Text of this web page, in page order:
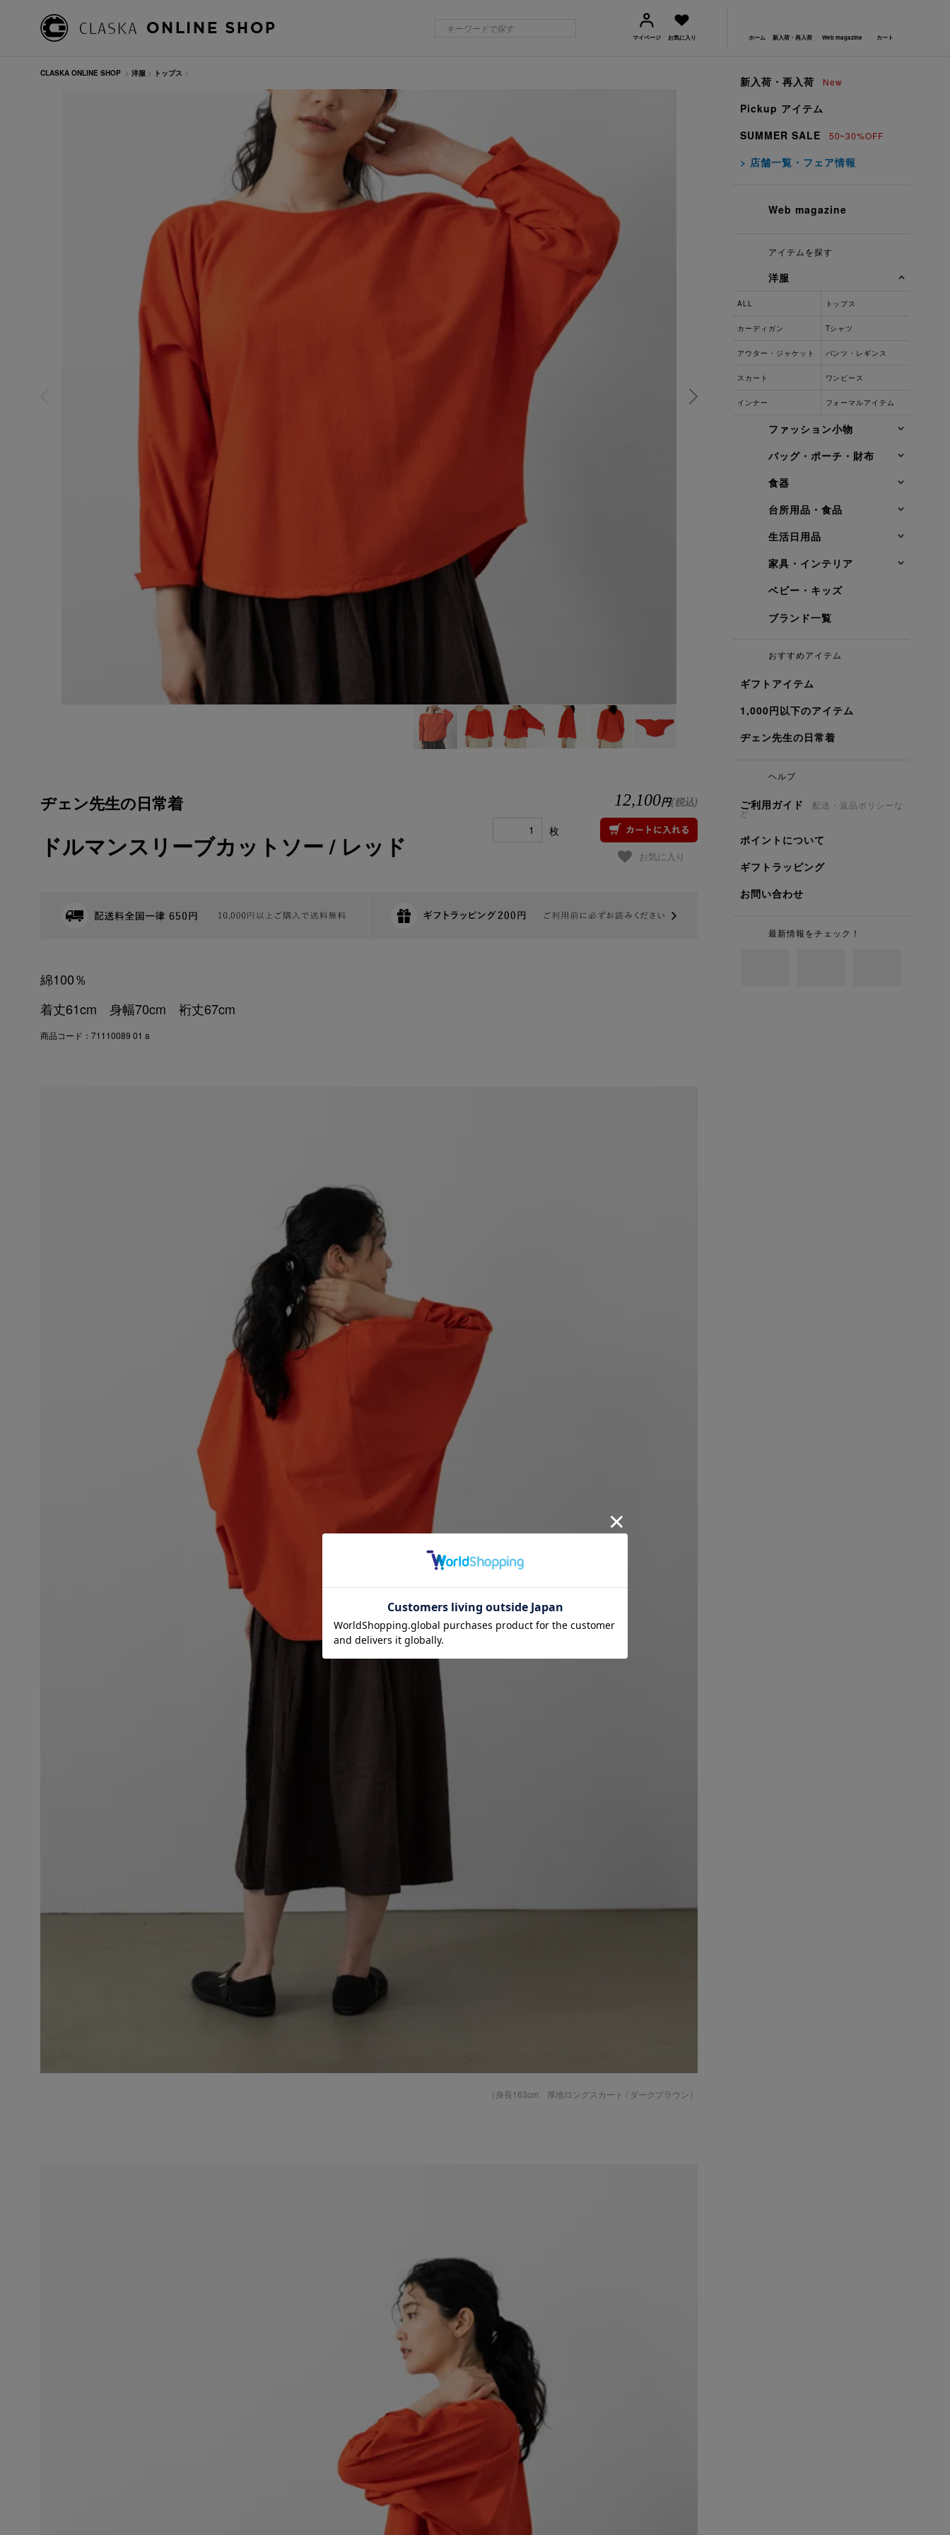
マイページ お気に入り ホーム 新入荷・再入荷 Web magazine カート
新入荷・再入荷 New
Pickup アイテム
SUMMER SALE
50~30%OFF
> 店舗一覧・フェア情報
Web magazine
アイテムを探す
洋服
ALL トップス
カーディガン Tシャツ
アウター・ジャケット パンツ・レギンス
スカート ワンピース
インナー フォーマルアイテム
ファッション小物
バッグ・ポーチ・財布
食器
台所用品・食品
生活日用品
家具・インテリア
ベビー・キッズ
ブランド一覧
おすすめアイテム
ギフトアイテム
1,000円以下のアイテム
ヂェン先生の日常着
ヘルプ
ご利用ガイド 配送・返品ポリシーな
ど
ポイントについて
ギフトラッピング
お問い合わせ
最新情報をチェック！
CLASKA ONLINE SHOP > 洋服 > トップス >
ヂェン先生の日常着
ドルマンスリーブカットソー / レッド
12,100円(税込)
枚
お気に入り
綿100％
着丈61cm 身幅70cm 裄丈67cm
商品コード：71110089 01 a
（身長163cm 厚地ロングスカート / ダークブラウン）